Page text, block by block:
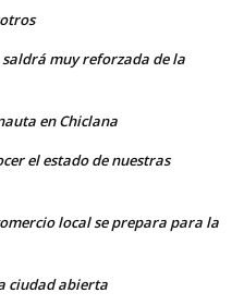
saldrá muy reforzada de la
en Chiclana
el estado de nuestras
local se prepara para la
ciudad abierta